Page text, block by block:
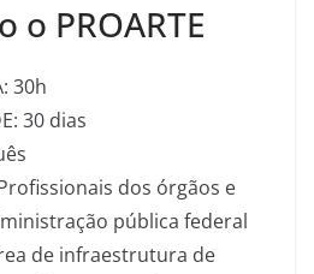
o PROARTE
30h
30 dias
Profissionais dos órgãos e
pública federal
de infraestrutura de